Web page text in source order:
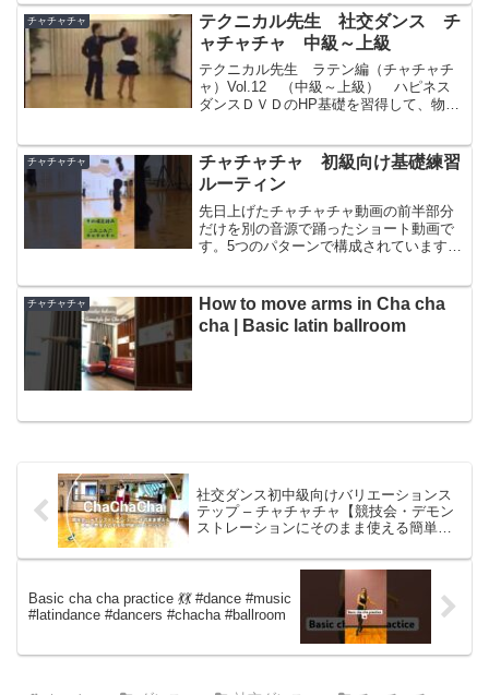
ています。たしなみコースでは、合計5回
の個人レッスン...
チャチャチャ
テクニカル先生 社交ダンス チ
ャチャチャ 中級～上級
テクニカル先生 ラテン編（チャチャチ
ャ）Vol.12 （中級～上級） ハピネス
ダンスＤＶＤのHP基礎を習得して、物足
ーション入りで、わかりやすさＮＯ１！
デモンストレータ...
チャチャチャ
チャチャチャ 初級向け基礎練習
ルーティン
先日上げたチャチャチャ動画の前半部分
だけを別の音源で踊ったショート動画で
す。5つのパターンで構成されていますひ
として楽しく練習できます。音楽に合わ
せること、ステップと...
チャチャチャ
How to move arms in Cha cha
cha | Basic latin ballroom
社交ダンス初中級向けバリエーションス
テップ – チャチャチャ【競技会・デモン
ストレーションにそのまま使える簡単で
ャ】
Basic cha cha practice 💃💃 #dance #music
#latindance #dancers #chacha #ballroom